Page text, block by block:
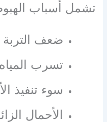
تشمل أسباب
ضعف
تسرب المياه
سوء تنفيذ
الأحمال